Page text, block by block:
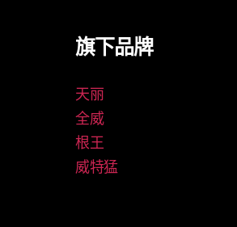
旗下品牌
天丽
全威
根王
威特猛